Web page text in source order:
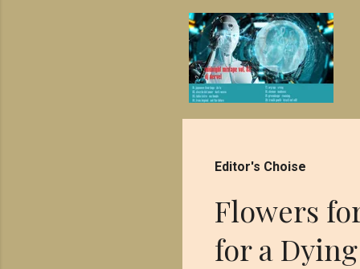
σ
ε
ς
Editor's Choise
Flowers
for a